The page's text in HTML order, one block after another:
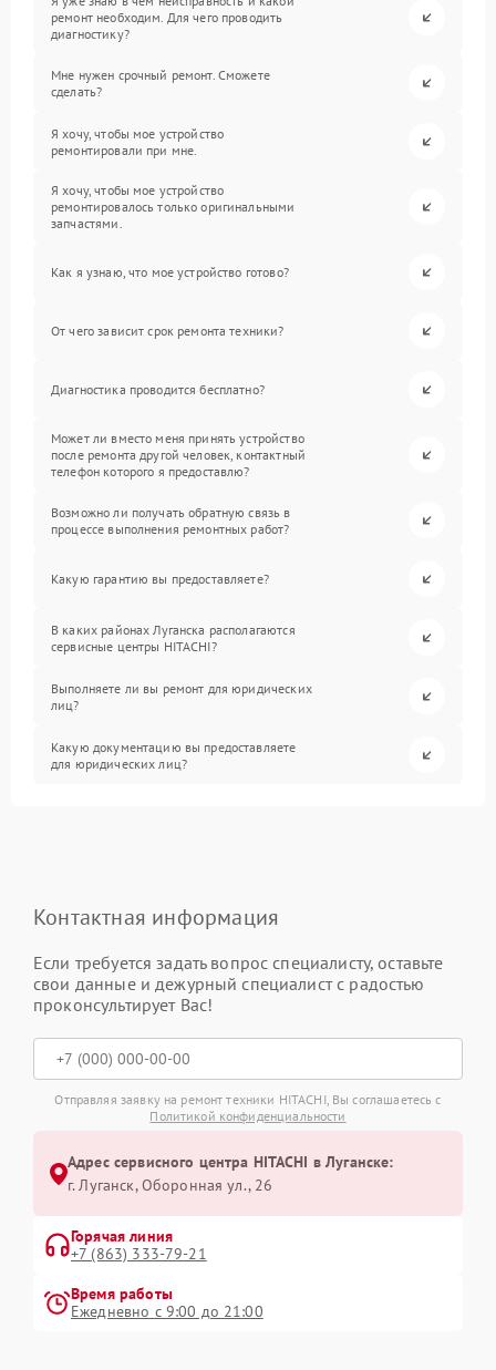
ремонт необходим. Для чего проводить
диагностику?
Мне нужен срочный ремонт. Сможете
сделать?
Я хочу, чтобы мое устройство
ремонтировали при мне.
Я хочу, чтобы мое устройство
ремонтировалось только оригинальными
запчастями.
Как я узнаю, что мое устройство готово?
От чего зависит срок ремонта техники?
Диагностика проводится бесплатно?
Может ли вместо меня принять устройство
после ремонта другой человек, контактный
телефон которого я предоставлю?
Возможно ли получать обратную связь в
процессе выполнения ремонтных работ?
Какую гарантию вы предоставляете?
В каких районах Луганска располагаются
сервисные центры HITACHI?
Выполняете ли вы ремонт для юридических
лиц?
Какую документацию вы предоставляете
для юридических лиц?
Контактная информация
Если требуется задать вопрос специалисту, оставьте
свои данные и дежурный специалист с радостью
проконсультирует Вас!
Отправляя заявку на ремонт техники HITACHI, Вы соглашаетесь с
Политикой конфиденциальности
Адрес сервисного центра HITACHI в Луганске:
г. Луганск, Оборонная ул., 26
Горячая линия
+7 (863) 333-79-21
Время работы
Ежедневно с 9:00 до 21:00